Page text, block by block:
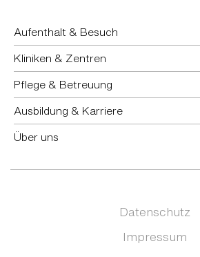
Aufenthalt & Besuch
Kliniken & Zentren
Pflege & Betreuung
Ausbildung & Karriere
Über uns
Datenschutz
Impressum